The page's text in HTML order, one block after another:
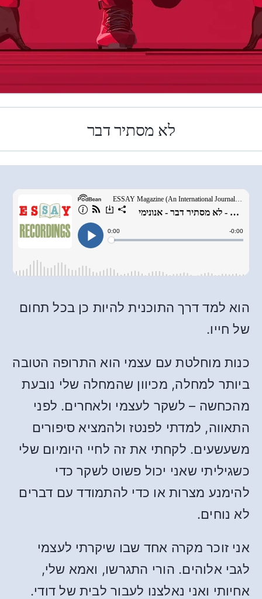
לא מסתיר דבר
הוא למד דרך התוכנית להיות כן בכל תחום
של חייו.
כנות מוחלטת עם עצמי הוא התרופה הטובה
ביותר למחלה, מכיוון שהמחלה שלי נובעת
מהכחשה – לשקר לעצמי ולאחרים. לפני
התאווה, למדתי לפנטז ולהמציא סיפורים
משעשעים. לקחתי את זה לחיי היומיום שלי
כשגיליתי שאני יכול פשוט לשקר כדי
להימנע מצרות או כדי להתמודד עם דברים
לא נוחים.
אני זוכר מקרה אחד שבו שיקרתי לעצמי
לגבי אלוהים. הורי התגרשו, ואמא שלי,
אחיותי ואני נאלצנו לעבור לבית של דודי.